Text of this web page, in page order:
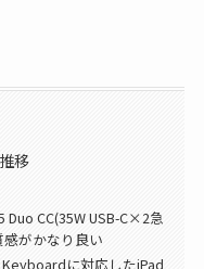
移
Duo CC(35W USB-C×2急
がかなり良い
Keyboardに対応したiPad